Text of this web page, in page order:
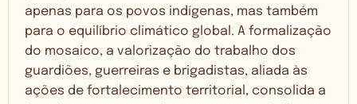
apenas para os povos indígenas, mas também
para o equilíbrio climático global. A formalização
do mosaico, a valorização do trabalho dos
guardiões, guerreiras e brigadistas, aliada às
ações de fortalecimento territorial, consolida a